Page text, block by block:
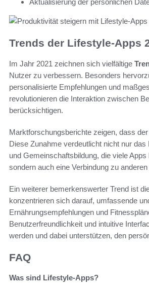
Aktualisierung der persönlichen
Trends der Lifestyle-Apps
Im Jahr 2021 zeichnen sich vielfältige
Nutzer zu verbessern. Besonders
personalisierte Empfehlungen und
revolutionieren die Interaktion zwischen
berücksichtigen.
Marktforschungsberichte zeigen, dass
Diese Zunahme verdeutlicht nicht nur
und Gemeinschaftsbildung, die viele
sondern auch eine Verbindung zu
Ein weiterer bemerkenswerter Trend ist
konzentrieren sich darauf, umfassende
Ernährungsempfehlungen und
Benutzerfreundlichkeit und intuitive
werden und dabei unterstützen, den
FAQ
Was sind Lifestyle-Apps?